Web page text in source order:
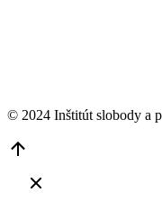
© 2024 Inštitút slobody a
Top